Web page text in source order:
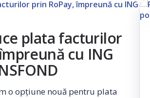
plata facturilor
cu ING
o opțiune nouă pentru plata